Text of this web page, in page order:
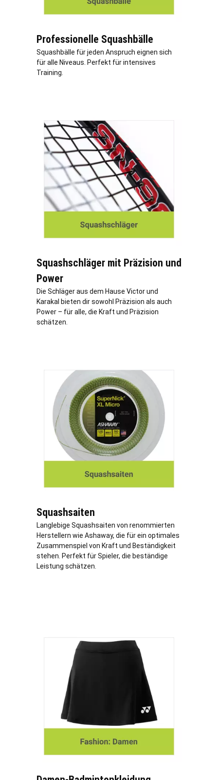
Professionelle Squashbälle
Squashbälle für jeden Anspruch eignen sich
für alle Niveaus. Perfekt für intensives
Training.
Squashschläger mit Präzision und
Power
Die Schläger aus dem Hause Victor und
Karakal bieten dir sowohl Präzision als auch
Power – für alle, die Kraft und Präzision
schätzen.
Squashsaiten
Langlebige Squashsaiten von renommierten
Herstellern wie Ashaway, die für ein optimales
Zusammenspiel von Kraft und Beständigkeit
stehen. Perfekt für Spieler, die beständige
Leistung schätzen.